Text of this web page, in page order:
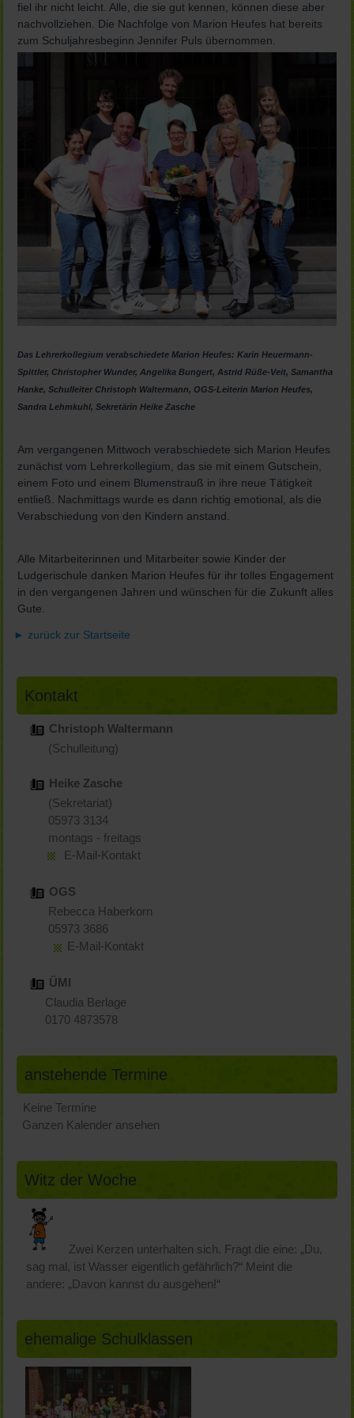
fiel ihr nicht leicht. Alle, die sie gut kennen, können diese aber
nachvollziehen. Die Nachfolge von Marion Heufes hat bereits
zum Schuljahresbeginn Jennifer Puls übernommen.
Das Lehrerkollegium verabschiedete Marion Heufes: Karin Heuermann-
Spittler, Christopher Wunder, Angelika Bungert, Astrid Rüße-Veit, Samantha
Hanke, Schulleiter Christoph Waltermann, OGS-Leiterin Marion Heufes,
Sandra Lehmkuhl, Sekretärin Heike Zasche
Am vergangenen Mittwoch verabschiedete sich Marion Heufes
zunächst vom Lehrerkollegium, das sie mit einem Gutschein,
einem Foto und einem Blumenstrauß in ihre neue Tätigkeit
entließ. Nachmittags wurde es dann richtig emotional, als die
Verabschiedung von den Kindern anstand.
Alle Mitarbeiterinnen und Mitarbeiter sowie Kinder der
Ludgerischule danken Marion Heufes für ihr tolles Engagement
in den vergangenen Jahren und wünschen für die Zukunft alles
Gute.
► zurück zur Startseite
Kontakt
Christoph Waltermann
(Schulleitung)
Heike Zasche
(Sekretariat)
05973 3134
montags - freitags
E-Mail-Kontakt
OGS
Rebecca Haberkorn
05973 3686
E-Mail-Kontakt
ÜMI
Claudia Berlage
0170 4873578
anstehende Termine
Keine Termine
Ganzen Kalender ansehen
Witz der Woche
Zwei Kerzen unterhalten sich. Fragt die eine: „Du,
sag mal, ist Wasser eigentlich gefährlich?“ Meint die
andere: „Davon kannst du ausgehen!“
ehemalige Schulklassen